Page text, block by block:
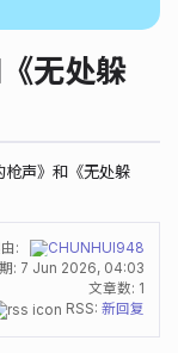
无处躲
声》和《无处躲
:
CHUNHUI948
: 7 Jun 2026, 04:03
文章数: 1
RSS: 新回复